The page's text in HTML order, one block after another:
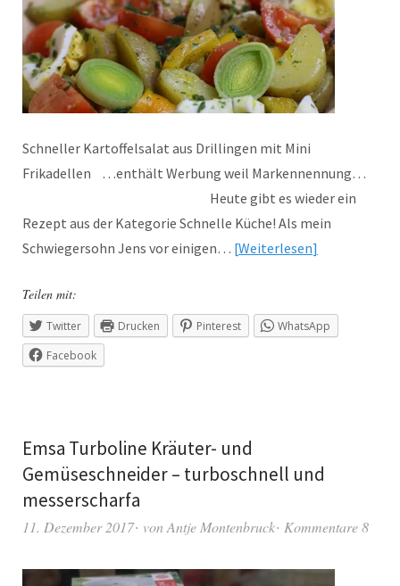
Schneller Kartoffelsalat aus Drillingen mit Mini
Frikadellen …enthält Werbung weil Markennennung…
Heute gibt es wieder ein
Rezept aus der Kategorie Schnelle Küche! Als mein
Schwiegersohn Jens vor einigen… Weiterlesen
Teilen mit:
Twitter Drucken Pinterest
WhatsApp
Facebook
Emsa Turboline Kräuter- und
Gemüseschneider – turboschnell und
messerscharfa
11. Dezember 2017 vonAntje Montenbruck Kommentare 8